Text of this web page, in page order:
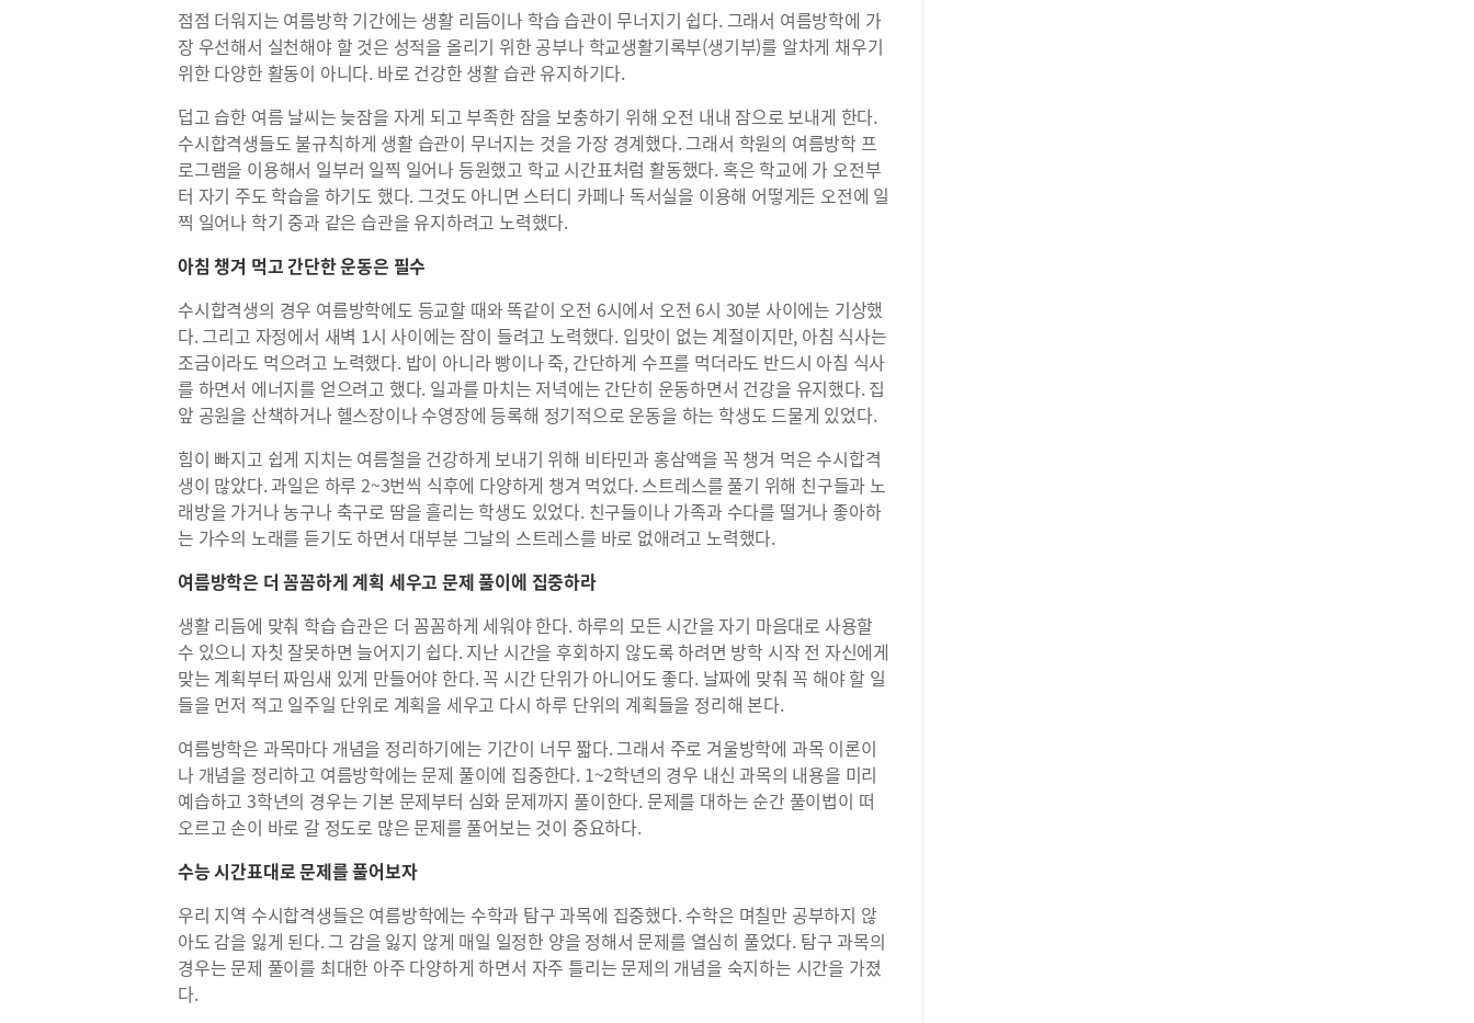
점점 더워지는 여름방학 기간에는 생활 리듬이나 학습 습관이 무너지기 쉽다. 그래서 여름방학에 가
장 우선해서 실천해야 할 것은 성적을 올리기 위한 공부나 학교생활기록부(생기부)를 알차게 채우기
위한 다양한 활동이 아니다. 바로 건강한 생활 습관 유지하기다.
덥고 습한 여름 날씨는 늦잠을 자게 되고 부족한 잠을 보충하기 위해 오전 내내 잠으로 보내게 한다.
수시합격생들도 불규칙하게 생활 습관이 무너지는 것을 가장 경계했다. 그래서 학원의 여름방학 프
로그램을 이용해서 일부러 일찍 일어나 등원했고 학교 시간표처럼 활동했다. 혹은 학교에 가 오전부
터 자기 주도 학습을 하기도 했다. 그것도 아니면 스터디 카페나 독서실을 이용해 어떻게든 오전에 일
찍 일어나 학기 중과 같은 습관을 유지하려고 노력했다.
아침 챙겨 먹고 간단한 운동은 필수
수시합격생의 경우 여름방학에도 등교할 때와 똑같이 오전 6시에서 오전 6시 30분 사이에는 기상했
다. 그리고 자정에서 새벽 1시 사이에는 잠이 들려고 노력했다. 입맛이 없는 계절이지만, 아침 식사는
조금이라도 먹으려고 노력했다. 밥이 아니라 빵이나 죽, 간단하게 수프를 먹더라도 반드시 아침 식사
를 하면서 에너지를 얻으려고 했다. 일과를 마치는 저녁에는 간단히 운동하면서 건강을 유지했다. 집
앞 공원을 산책하거나 헬스장이나 수영장에 등록해 정기적으로 운동을 하는 학생도 드물게 있었다.
힘이 빠지고 쉽게 지치는 여름철을 건강하게 보내기 위해 비타민과 홍삼액을 꼭 챙겨 먹은 수시합격
생이 많았다. 과일은 하루 2~3번씩 식후에 다양하게 챙겨 먹었다. 스트레스를 풀기 위해 친구들과 노
래방을 가거나 농구나 축구로 땀을 흘리는 학생도 있었다. 친구들이나 가족과 수다를 떨거나 좋아하
는 가수의 노래를 듣기도 하면서 대부분 그날의 스트레스를 바로 없애려고 노력했다.
여름방학은 더 꼼꼼하게 계획 세우고 문제 풀이에 집중하라
생활 리듬에 맞춰 학습 습관은 더 꼼꼼하게 세워야 한다. 하루의 모든 시간을 자기 마음대로 사용할
수 있으니 자칫 잘못하면 늘어지기 쉽다. 지난 시간을 후회하지 않도록 하려면 방학 시작 전 자신에게
맞는 계획부터 짜임새 있게 만들어야 한다. 꼭 시간 단위가 아니어도 좋다. 날짜에 맞춰 꼭 해야 할 일
들을 먼저 적고 일주일 단위로 계획을 세우고 다시 하루 단위의 계획들을 정리해 본다.
여름방학은 과목마다 개념을 정리하기에는 기간이 너무 짧다. 그래서 주로 겨울방학에 과목 이론이
나 개념을 정리하고 여름방학에는 문제 풀이에 집중한다. 1~2학년의 경우 내신 과목의 내용을 미리
예습하고 3학년의 경우는 기본 문제부터 심화 문제까지 풀이한다. 문제를 대하는 순간 풀이법이 떠
오르고 손이 바로 갈 정도로 많은 문제를 풀어보는 것이 중요하다.
수능 시간표대로 문제를 풀어보자
우리 지역 수시합격생들은 여름방학에는 수학과 탐구 과목에 집중했다. 수학은 며칠만 공부하지 않
아도 감을 잃게 된다. 그 감을 잃지 않게 매일 일정한 양을 정해서 문제를 열심히 풀었다. 탐구 과목의
경우는 문제 풀이를 최대한 아주 다양하게 하면서 자주 틀리는 문제의 개념을 숙지하는 시간을 가졌
다.